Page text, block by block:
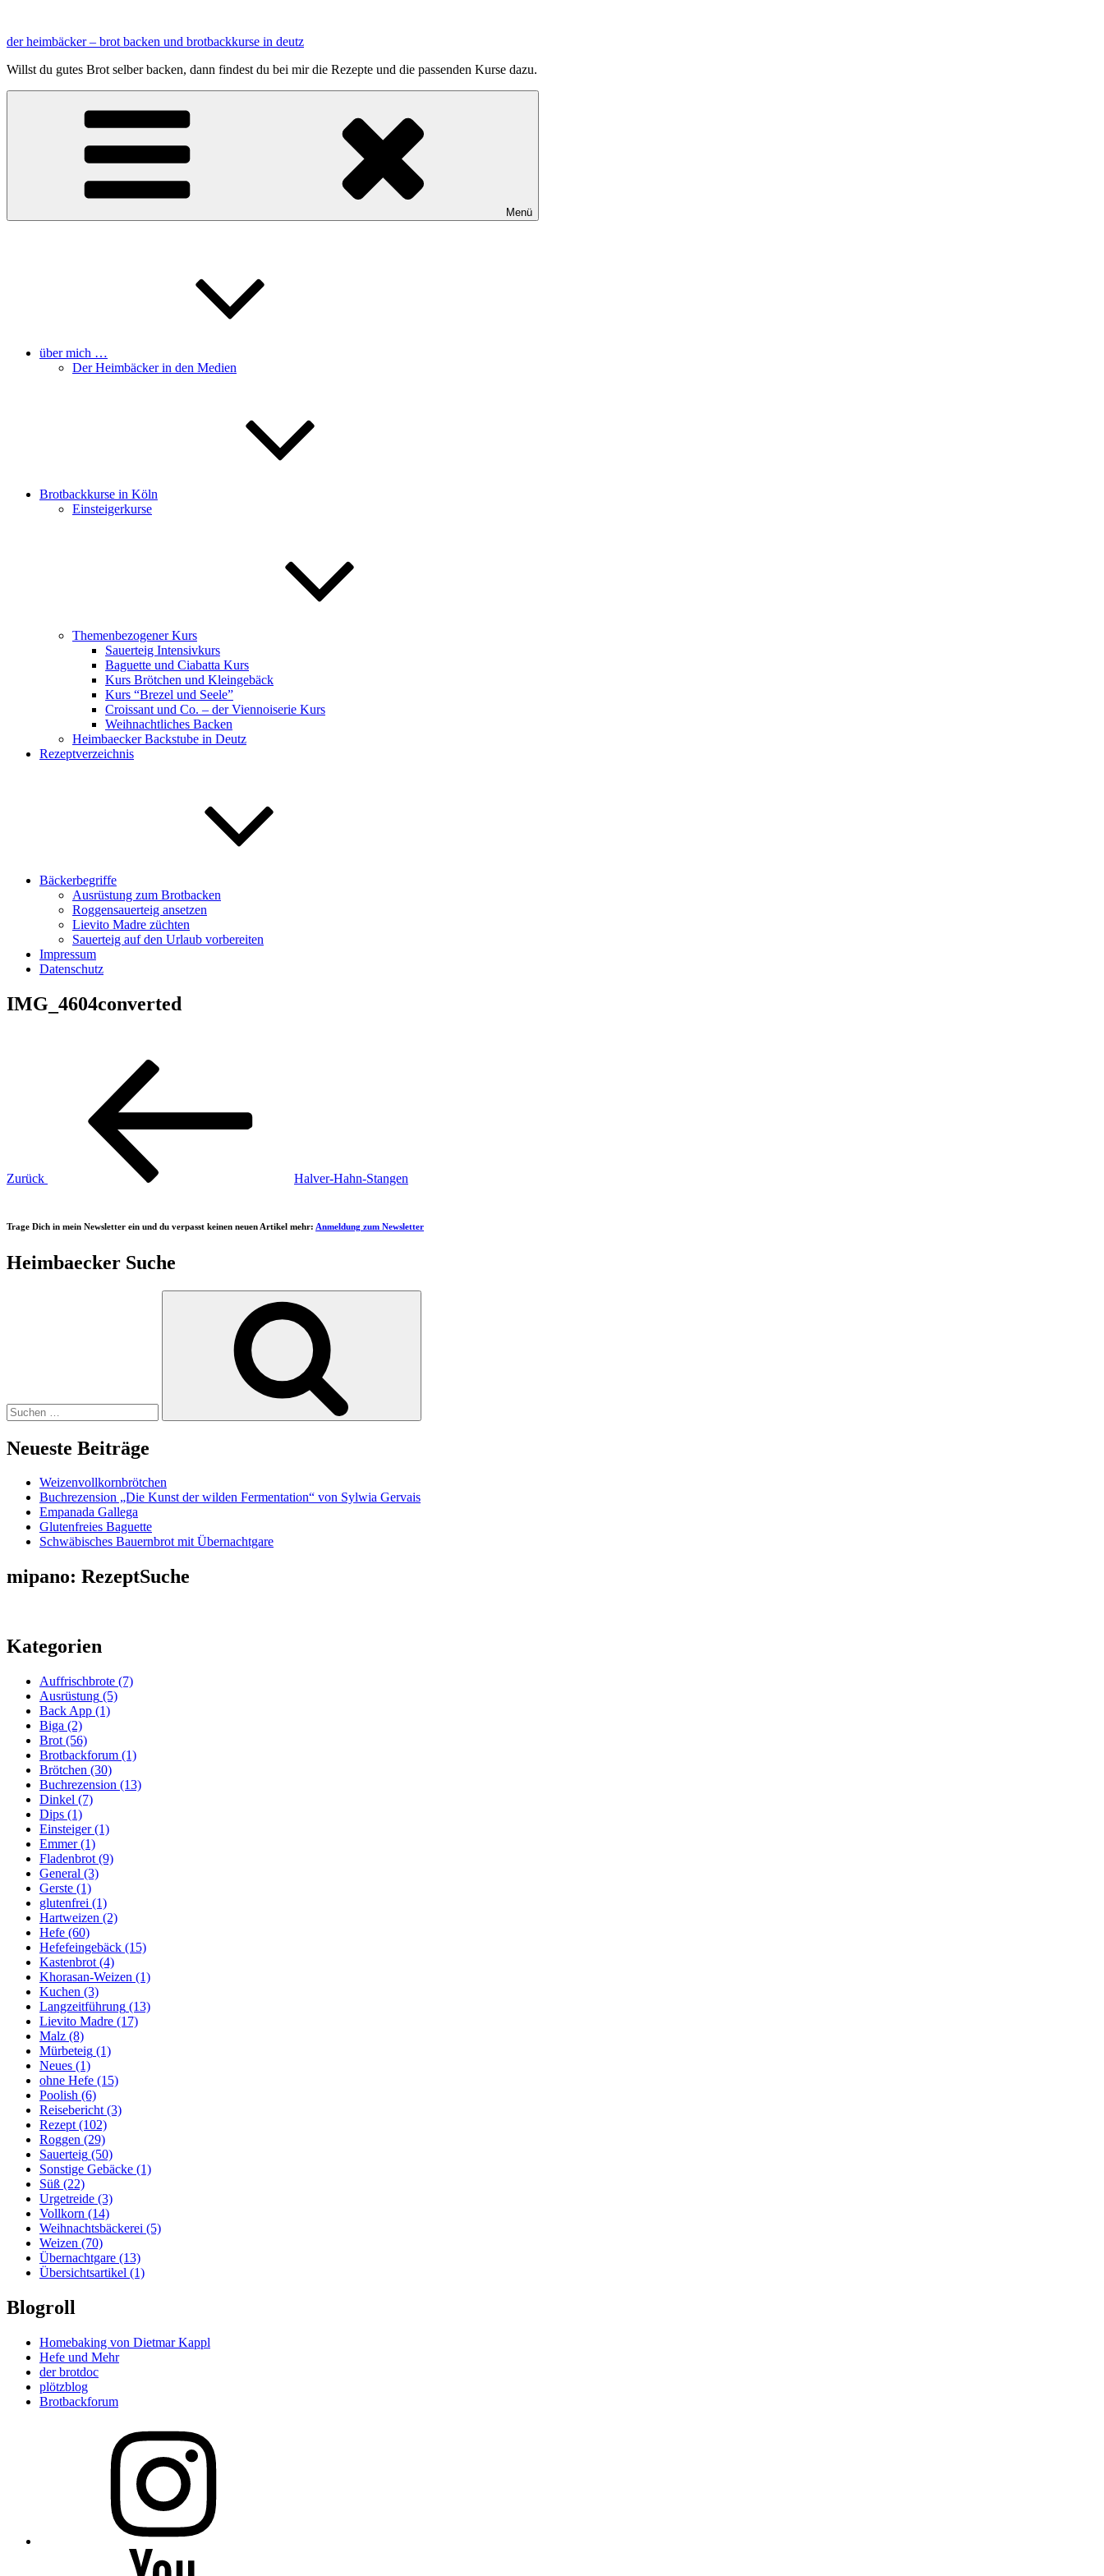
springen
der heimbäcker – brot backen und brotbackkurse in deutz
Willst du gutes Brot selber backen, dann findest du bei mir die Rezepte und die passenden Kurse dazu.
Menü
über mich …
Der Heimbäcker in den Medien
Brotbackkurse in Köln
Einsteigerkurse
Themenbezogener Kurs
Sauerteig Intensivkurs
Baguette und Ciabatta Kurs
Kurs Brötchen und Kleingebäck
Kurs “Brezel und Seele”
Croissant und Co. – der Viennoiserie Kurs
Weihnachtliches Backen
Heimbaecker Backstube in Deutz
Rezeptverzeichnis
Bäckerbegriffe
Ausrüstung zum Brotbacken
Roggensauerteig ansetzen
Lievito Madre züchten
Sauerteig auf den Urlaub vorbereiten
Impressum
Datenschutz
IMG_4604converted
Beitragsnavigation
Zurück Halver-Hahn-Stangen
Trage Dich in mein Newsletter ein und du verpasst keinen neuen Artikel mehr: Anmeldung zum Newsletter
Heimbaecker Suche
Neueste Beiträge
Weizenvollkornbrötchen
Buchrezension „Die Kunst der wilden Fermentation“ von Sylwia Gervais
Empanada Gallega
Glutenfreies Baguette
Schwäbisches Bauernbrot mit Übernachtgare
mipano: RezeptSuche
Kategorien
Auffrischbrote (7)
Ausrüstung (5)
Back App (1)
Biga (2)
Brot (56)
Brotbackforum (1)
Brötchen (30)
Buchrezension (13)
Dinkel (7)
Dips (1)
Einsteiger(1)
Emmer(1)
Fladenbrot (9)
General (3)
Gerste (1)
glutenfrei (1)
Hartweizen (2)
Hefe (60)
Hefefeingebäck (15)
Kastenbrot (4)
Khorasan-Weizen (1)
Kuchen (3)
Langzeitführung (13)
Lievito Madre (17)
Malz (8)
Mürbeteig (1)
Neues (1)
ohne Hefe (15)
Poolish (6)
Reisebericht (3)
Rezept (102)
Roggen (29)
Sauerteig (50)
Sonstige Gebäcke (1)
Süß (22)
Urgetreide (3)
Vollkorn (14)
Weihnachtsbäckerei (5)
Weizen (70)
Übernachtgare (13)
Übersichtsartikel (1)
Blogroll
Homebaking von Dietmar Kappl
Hefe und Mehr
der brotdoc
plötzblog
Brotbackforum